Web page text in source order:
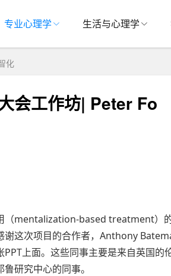
专业心理学 生活与心理学
化
会工作坊| Peter Fo
（mentalization-based treatment）
这次项目的合作者，Anthony
上面。这些同事主要是来自英国的
研究中心的同事。